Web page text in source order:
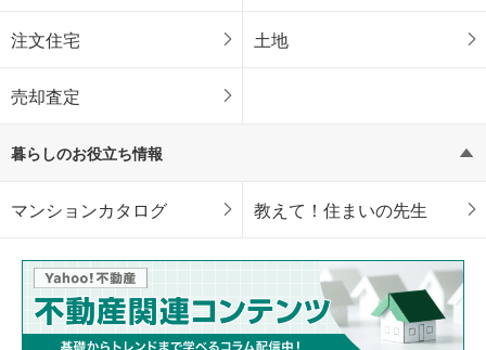
注文住宅 土地
売却査定
暮らしのお役立ち情報
マンションカタログ 教えて！住まいの先生